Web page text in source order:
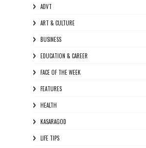
ADVT
ART & CULTURE
BUSINESS
EDUCATION & CAREER
FACE OF THE WEEK
FEATURES
HEALTH
KASARAGOD
LIFE TIPS